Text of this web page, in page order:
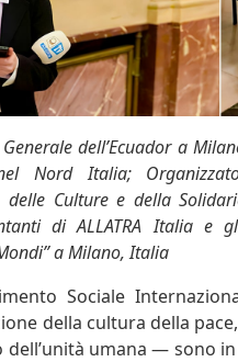
dell’Ecuador a
Nord Italia;
Culture e della
di ALLATRA Italia e
a Milano, Italia
Sociale
della cultura della
umana — sono